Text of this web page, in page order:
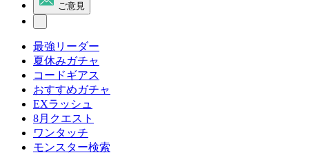
ご意見
最強リーダー
夏休みガチャ
コードギアス
おすすめガチャ
EXラッシュ
8月クエスト
ワンタッチ
モンスター検索